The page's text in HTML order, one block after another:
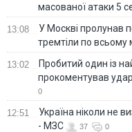
масованої атаки 5
13:08
У Москві пролунав
тремтіли по всьому
13:02
Пробитий один із
прокоментував
0
12:51
Україна ніколи не
- МЗС
37 0